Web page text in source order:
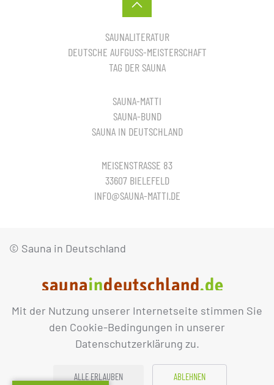
Mit der Nutzung unserer Internetseite stimmen Sie
den Cookie-Bedingungen in unserer
Datenschutzerklärung zu.
ALLE ERLAUBEN ABLEHNEN
SAUNALITERATUR
DEUTSCHE AUFGUSS-MEISTERSCHAFT
TAG DER SAUNA
SAUNA-MATTI
SAUNA-BUND
SAUNA IN DEUTSCHLAND
MEISENSTRASSE 83
33607 BIELEFELD
INFO@SAUNA-MATTI.DE
© Sauna in Deutschland
IMPRESSUM DATENSCHUTZ